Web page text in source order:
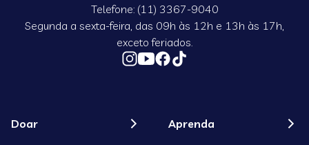
Telefone: (11) 3367-9040
Segunda a sexta-feira, das 09h às 12h e 13h às 17h,
exceto feriados.
Doar Aprenda